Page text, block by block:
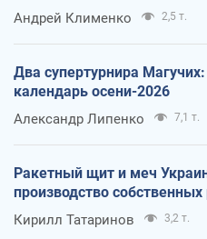
Андрей Клименко 2,5 т.
Два супертурнира Магучих:
календарь осени-2026
Александр Липенко 7,1 т.
Ракетный щит и меч
производство собственных
Кирилл Татаринов 3,2 т.